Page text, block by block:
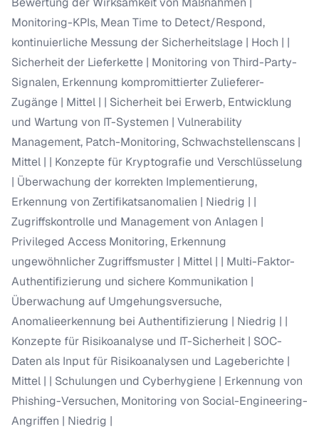
Monitoring-KPIs, Mean Time to Detect/Respond,
kontinuierliche Messung der Sicherheitslage | Hoch | |
Sicherheit der Lieferkette | Monitoring von Third-Party-
Signalen, Erkennung kompromittierter Zulieferer-
Zugänge | Mittel | | Sicherheit bei Erwerb, Entwicklung
und Wartung von IT-Systemen | Vulnerability
Management, Patch-Monitoring, Schwachstellenscans |
Mittel | | Konzepte für Kryptografie und Verschlüsselung
| Überwachung der korrekten Implementierung,
Erkennung von Zertifikatsanomalien | Niedrig | |
Zugriffskontrolle und Management von Anlagen |
Privileged Access Monitoring, Erkennung
ungewöhnlicher Zugriffsmuster | Mittel | | Multi-Faktor-
Authentifizierung und sichere Kommunikation |
Überwachung auf Umgehungsversuche,
Anomalieerkennung bei Authentifizierung | Niedrig | |
Konzepte für Risikoanalyse und IT-Sicherheit | SOC-
Daten als Input für Risikoanalysen und Lageberichte |
Mittel | | Schulungen und Cyberhygiene | Erkennung von
Phishing-Versuchen, Monitoring von Social-Engineering-
Angriffen | Niedrig |